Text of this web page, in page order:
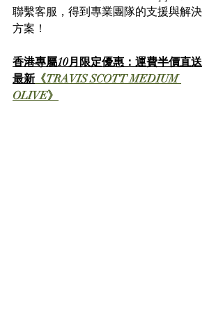
聯繫客服，得到專業團隊的支援與解決
方案！
香港專屬10月限定優惠：運費半價直送
最新 《TRAVIS SCOTT MEDIUM
OLIVE》